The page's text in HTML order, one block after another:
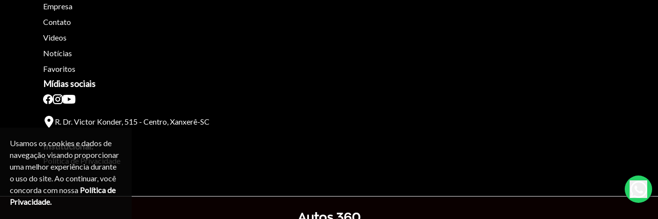
Usamos os cookies e dados de
navegação visando proporcionar
uma melhor experiência durante
o uso do site. Ao continuar, você
concorda com nossa Política de
Privacidade.
Empresa
Contato
Videos
Notícias
Favoritos
Mídias sociais
R. Dr. Victor Konder, 515 - Centro, Xanxerê-SC
Institucional:
Política de Privacidade